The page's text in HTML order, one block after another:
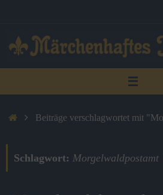
springen
StartBeiträge verschlagwortet mit
Schlagwort: Morgelwaldpostamt